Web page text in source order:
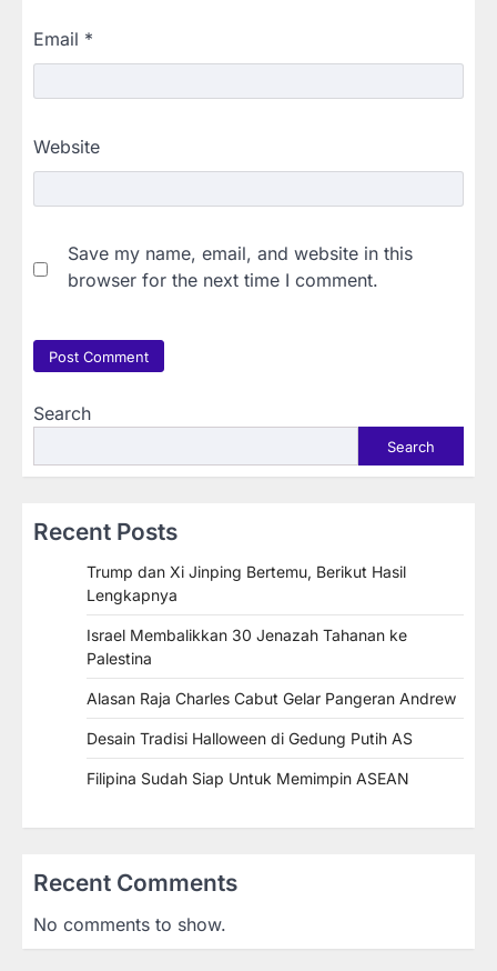
Email *
Website
Save my name, email, and website in this
browser for the next time I comment.
Search
Search
Recent Posts
Trump dan Xi Jinping Bertemu, Berikut Hasil
Lengkapnya
Israel Membalikkan 30 Jenazah Tahanan ke
Palestina
Alasan Raja Charles Cabut Gelar Pangeran Andrew
Desain Tradisi Halloween di Gedung Putih AS
Filipina Sudah Siap Untuk Memimpin ASEAN
Recent Comments
No comments to show.